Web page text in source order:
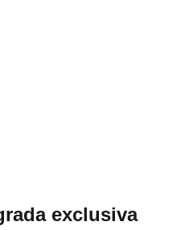
exclusiva